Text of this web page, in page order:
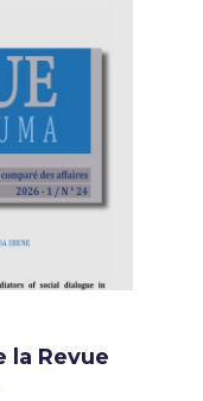
la Revue